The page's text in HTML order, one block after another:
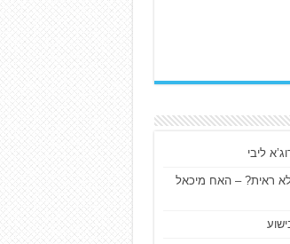
ליבי
צמנו ולא ראית? – האח מיכאל